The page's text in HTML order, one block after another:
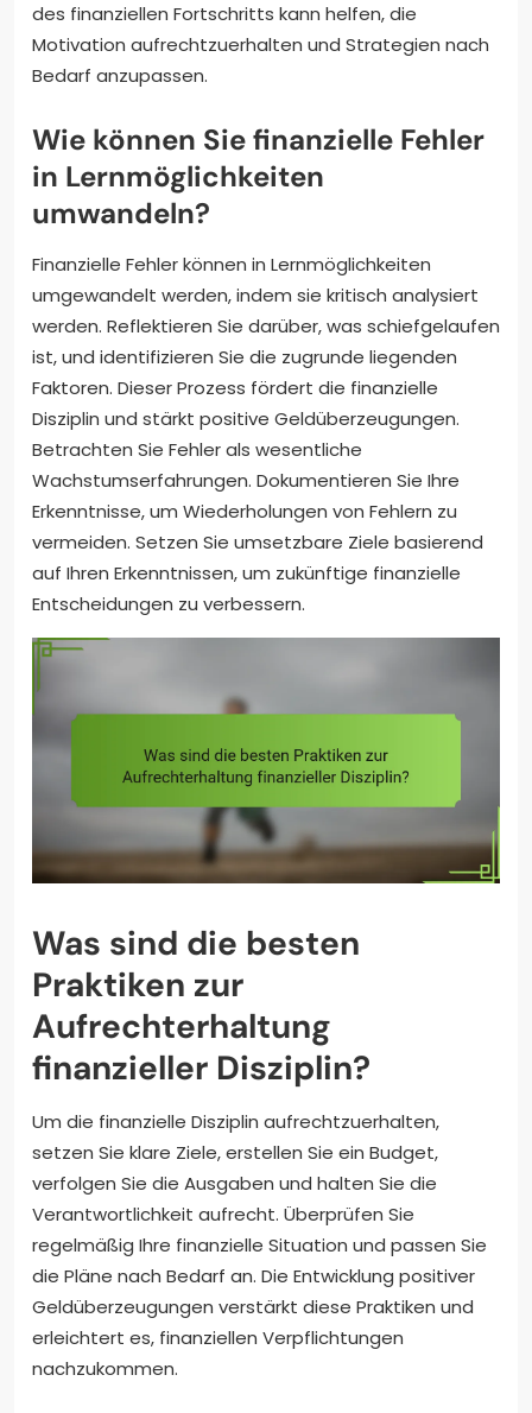
des finanziellen Fortschritts kann helfen, die
Motivation aufrechtzuerhalten und Strategien nach
Bedarf anzupassen.
Wie können Sie finanzielle Fehler
in Lernmöglichkeiten
umwandeln?
Finanzielle Fehler können in Lernmöglichkeiten
umgewandelt werden, indem sie kritisch analysiert
werden. Reflektieren Sie darüber, was schiefgelaufen
ist, und identifizieren Sie die zugrunde liegenden
Faktoren. Dieser Prozess fördert die finanzielle
Disziplin und stärkt positive Geldüberzeugungen.
Betrachten Sie Fehler als wesentliche
Wachstumserfahrungen. Dokumentieren Sie Ihre
Erkenntnisse, um Wiederholungen von Fehlern zu
vermeiden. Setzen Sie umsetzbare Ziele basierend
auf Ihren Erkenntnissen, um zukünftige finanzielle
Entscheidungen zu verbessern.
Was sind die besten
Praktiken zur
Aufrechterhaltung
finanzieller Disziplin?
Um die finanzielle Disziplin aufrechtzuerhalten,
setzen Sie klare Ziele, erstellen Sie ein Budget,
verfolgen Sie die Ausgaben und halten Sie die
Verantwortlichkeit aufrecht. Überprüfen Sie
regelmäßig Ihre finanzielle Situation und passen Sie
die Pläne nach Bedarf an. Die Entwicklung positiver
Geldüberzeugungen verstärkt diese Praktiken und
erleichtert es, finanziellen Verpflichtungen
nachzukommen.